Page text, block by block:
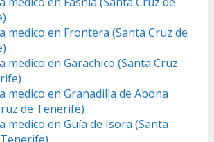
medico en Frontera (Santa Cruz de
medico en Garachico (Santa Cruz
medico en Granadilla de Abona
de Tenerife)
medico en Guía de Isora (Santa